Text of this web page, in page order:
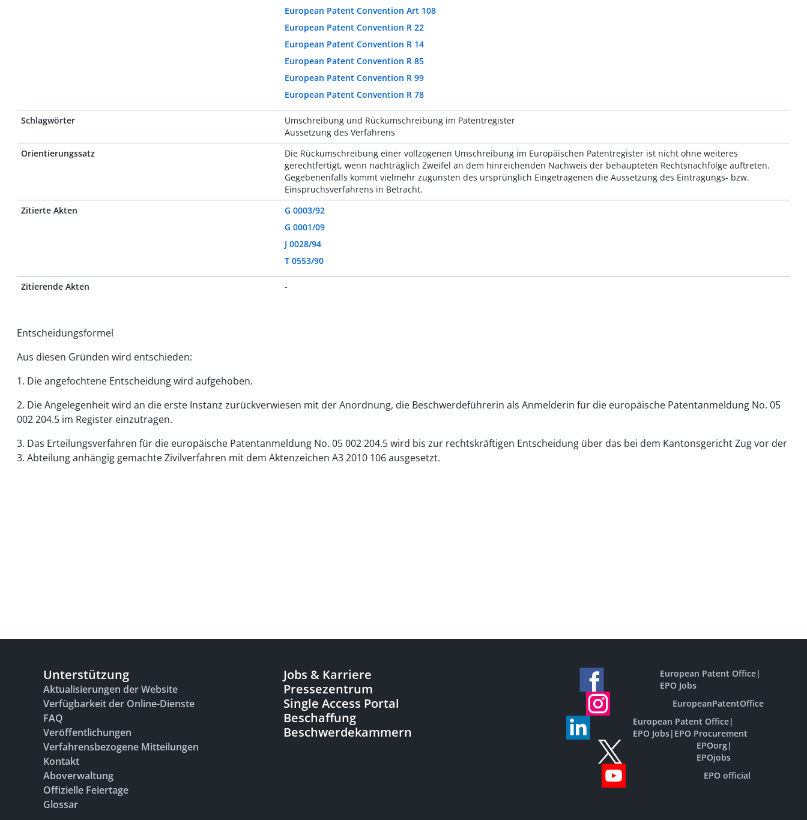
European Patent Convention Art 108
European Patent Convention R 22
European Patent Convention R 14
European Patent Convention R 85
European Patent Convention R 99
European Patent Convention R 78
Schlagwörter
Umschreibung und Rückumschreibung im Patentregister
Aussetzung des Verfahrens
Orientierungssatz
Die Rückumschreibung einer vollzogenen Umschreibung im Europäischen Patentregister ist nicht ohne weiteres
gerechtfertigt, wenn nachträglich Zweifel an dem hinreichenden Nachweis der behaupteten Rechtsnachfolge auftreten.
Gegebenenfalls kommt vielmehr zugunsten des ursprünglich Eingetragenen die Aussetzung des Eintragungs- bzw.
Einspruchsverfahrens in Betracht.
Zitierte Akten
G 0003/92
G 0001/09
J 0028/94
T 0553/90
Zitierende Akten -
Entscheidungsformel
Aus diesen Gründen wird entschieden:
1. Die angefochtene Entscheidung wird aufgehoben.
2. Die Angelegenheit wird an die erste Instanz zurückverwiesen mit der Anordnung, die Beschwerdeführerin als Anmelderin für die europäische Patentanmeldung No. 05
002 204.5 im Register einzutragen.
3. Das Erteilungsverfahren für die europäische Patentanmeldung No. 05 002 204.5 wird bis zur rechtskräftigen Entscheidung über das bei dem Kantonsgericht Zug vor der
3. Abteilung anhängig gemachte Zivilverfahren mit dem Aktenzeichen A3 2010 106 ausgesetzt.
Unterstützung
Aktualisierungen der Website
Verfügbarkeit der Online-Dienste
FAQ
Veröffentlichungen
Verfahrensbezogene Mitteilungen
Kontakt
Aboverwaltung
Offizielle Feiertage
Glossar
Jobs & Karriere
Pressezentrum
Single Access Portal
Beschaffung
Beschwerdekammern
European Patent Office|
EPO Jobs
EuropeanPatentOffice
European Patent Office|
EPO Jobs| EPO Procurement
EPOorg|
EPOjobs
EPO official